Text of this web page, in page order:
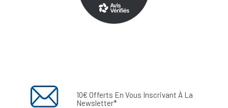
10€ Offerts En Vous Inscrivant À La
Newsletter*